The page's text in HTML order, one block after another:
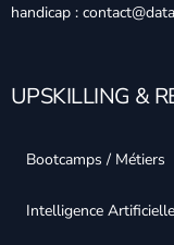
handicap :
UPSKILLING &
Bootcamps / Métiers
Intelligence Artificielle